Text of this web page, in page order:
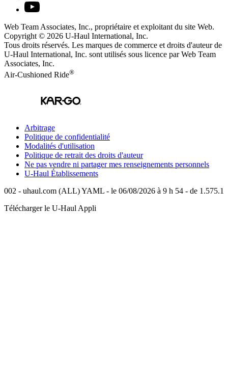
Web Team Associates, Inc., propriétaire et exploitant du site Web.
Copyright © 2026 U-Haul International, Inc.
Tous droits réservés. Les marques de commerce et droits d'auteur de
U-Haul International, Inc. sont utilisés sous licence par Web Team
Associates, Inc.
Air-Cushioned Ride®
Arbitrage
Politique de confidentialité
Modalités d'utilisation
Politique de retrait des droits d'auteur
Ne pas vendre ni partager mes renseignements personnels
U-Haul Établissements
002 - uhaul.com (ALL) YAML - le 06/08/2026 à 9 h 54 - de 1.575.1
Télécharger le U-Haul Appli